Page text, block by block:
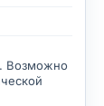
Возможно